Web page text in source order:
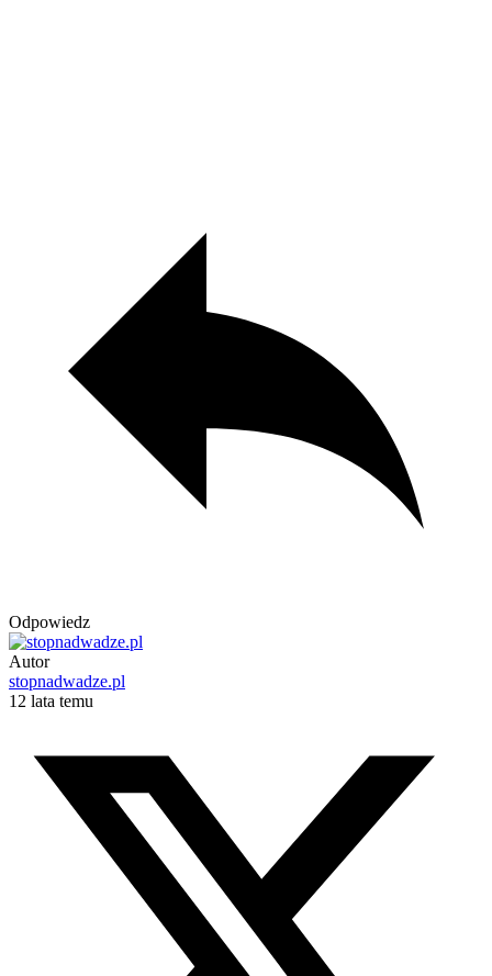
Odpowiedz
Autor
stopnadwadze.pl
12 lata temu